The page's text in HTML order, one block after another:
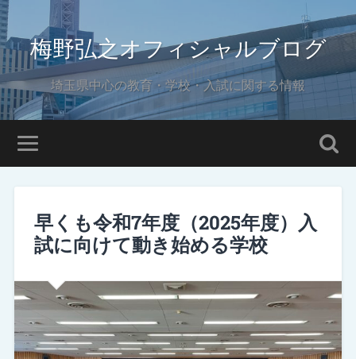
梅野弘之オフィシャルブログ
埼玉県中心の教育・学校・入試に関する情報
早くも令和7年度（2025年度）入
試に向けて動き始める学校